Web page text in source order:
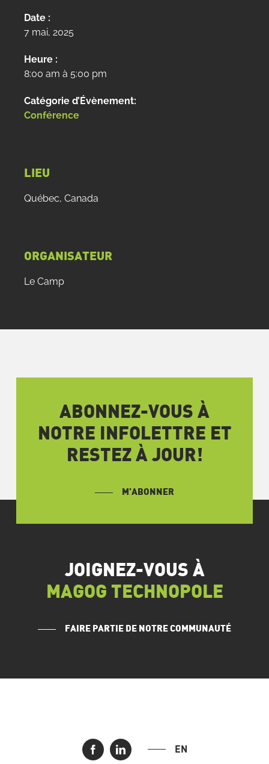
Date :
7 mai, 2025
Heure :
8:00 am à 5:00 pm
Catégorie d’Évènement:
Conférence
LIEU
Québec, Canada
ORGANISATEUR
Le Camp
ABONNEZ-VOUS À
NOTRE INFOLETTRE ET
RESTEZ À JOUR!
M’ABONNER
JOIGNEZ-VOUS À
MAGOG TECHNOPOLE
FAIRE PARTIE DE NOTRE COMMUNAUTÉ
EN